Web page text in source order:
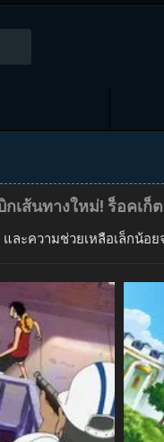
กเส้นทางใหม่! ร็อคเก็
และความช่วยเหลือเล็กน้